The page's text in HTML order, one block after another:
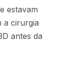
estavam
a cirurgia
antes da